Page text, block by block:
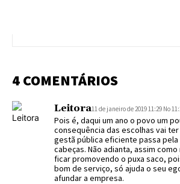
4 COMENTÁRIOS
Leitora11 de janeiro de 2019 11:29 No
Pois é, daqui um ano o povo um
consequência das escolhas vai
gestã pública eficiente passa
cabeças. Não adianta, assim
ficar promovendo o puxa saco,
bom de serviço, só ajuda o seu
afundar a empresa.